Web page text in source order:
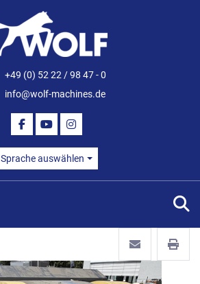
+49 (0) 52 22 / 98 47 - 0
info@wolf-machines.de
FACEBOOK
YOUTUBEINSTAGRAM
Sprache auswählen